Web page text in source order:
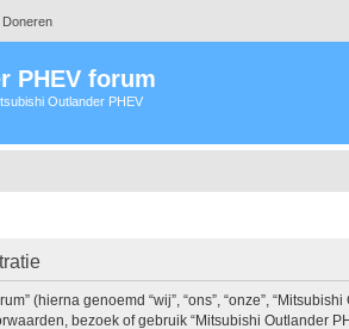
Doneren
PHEV forum
Outlander PHEV
(hierna genoemd “wij”, “ons”, “onze”,
bezoek of gebruik “Mitsubishi Outlander